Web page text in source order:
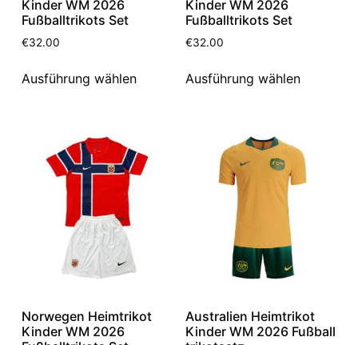
Kinder WM 2026
Fußballtrikots Set
€32.00
Ausführung wählen
Kinder WM 2026
Fußballtrikots Set
€32.00
Ausführung wählen
Norwegen Heimtrikot
Kinder WM 2026
Australien Heimtrikot
Kinder WM 2026 Fußball